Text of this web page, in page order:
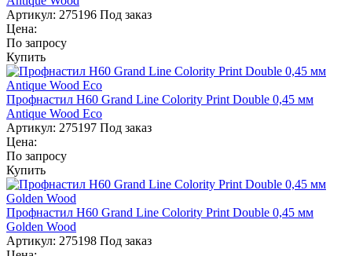
Артикул: 275196 Под заказ
Цена:
По запросу
Купить
Профнастил Н60 Grand Line Colority Print Double 0,45 мм
Antique Wood Eco
Артикул: 275197 Под заказ
Цена:
По запросу
Купить
Профнастил Н60 Grand Line Colority Print Double 0,45 мм
Golden Wood
Артикул: 275198 Под заказ